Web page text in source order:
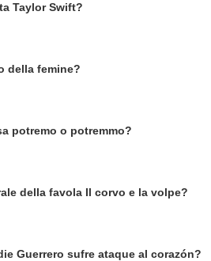
Taylor Swift?
della femine?
potremo o potremmo?
della favola Il corvo e la volpe?
Guerrero sufre ataque al corazón?